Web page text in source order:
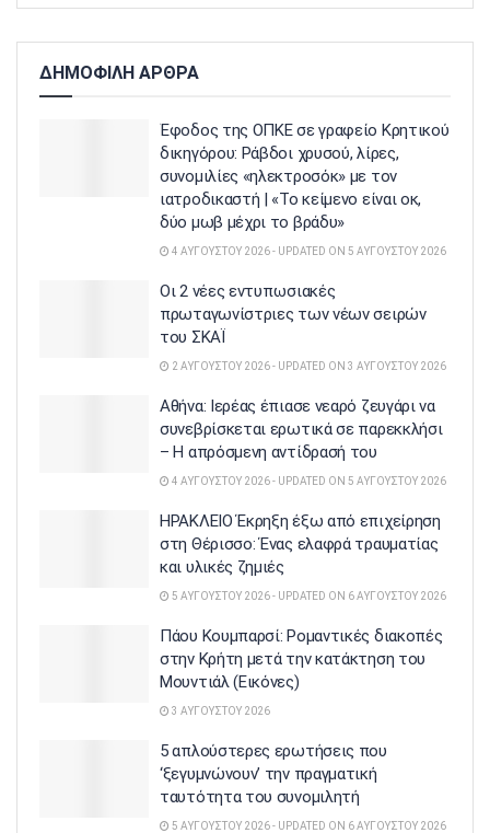
ΔΗΜΟΦΙΛΗ ΑΡΘΡΑ
Έφοδος της ΟΠΚΕ σε γραφείο Κρητικού
δικηγόρου: Ράβδοι χρυσού, λίρες,
συνομιλίες «ηλεκτροσόκ» με τον
ιατροδικαστή | «Το κείμενο είναι οκ,
δύο μωβ μέχρι το βράδυ»
4 ΑΥΓΟΎΣΤΟΥ 2026 - UPDATED ON 5 ΑΥΓΟΎΣΤΟΥ 2026
Οι 2 νέες εντυπωσιακές
πρωταγωνίστριες των νέων σειρών
του ΣΚΑΪ
2 ΑΥΓΟΎΣΤΟΥ 2026 - UPDATED ON 3 ΑΥΓΟΎΣΤΟΥ 2026
Αθήνα: Ιερέας έπιασε νεαρό ζευγάρι να
συνεβρίσκεται ερωτικά σε παρεκκλήσι
– Η απρόσμενη αντίδρασή του
4 ΑΥΓΟΎΣΤΟΥ 2026 - UPDATED ON 5 ΑΥΓΟΎΣΤΟΥ 2026
ΗΡΑΚΛΕΙΟ Έκρηξη έξω από επιχείρηση
στη Θέρισσο: Ένας ελαφρά τραυματίας
και υλικές ζημιές
5 ΑΥΓΟΎΣΤΟΥ 2026 - UPDATED ON 6 ΑΥΓΟΎΣΤΟΥ 2026
Πάου Κουμπαρσί: Ρομαντικές διακοπές
στην Κρήτη μετά την κατάκτηση του
Μουντιάλ (Εικόνες)
3 ΑΥΓΟΎΣΤΟΥ 2026
5 απλούστερες ερωτήσεις που
‘ξεγυμνώνουν’ την πραγματική
ταυτότητα του συνομιλητή
5 ΑΥΓΟΎΣΤΟΥ 2026 - UPDATED ON 6 ΑΥΓΟΎΣΤΟΥ 2026